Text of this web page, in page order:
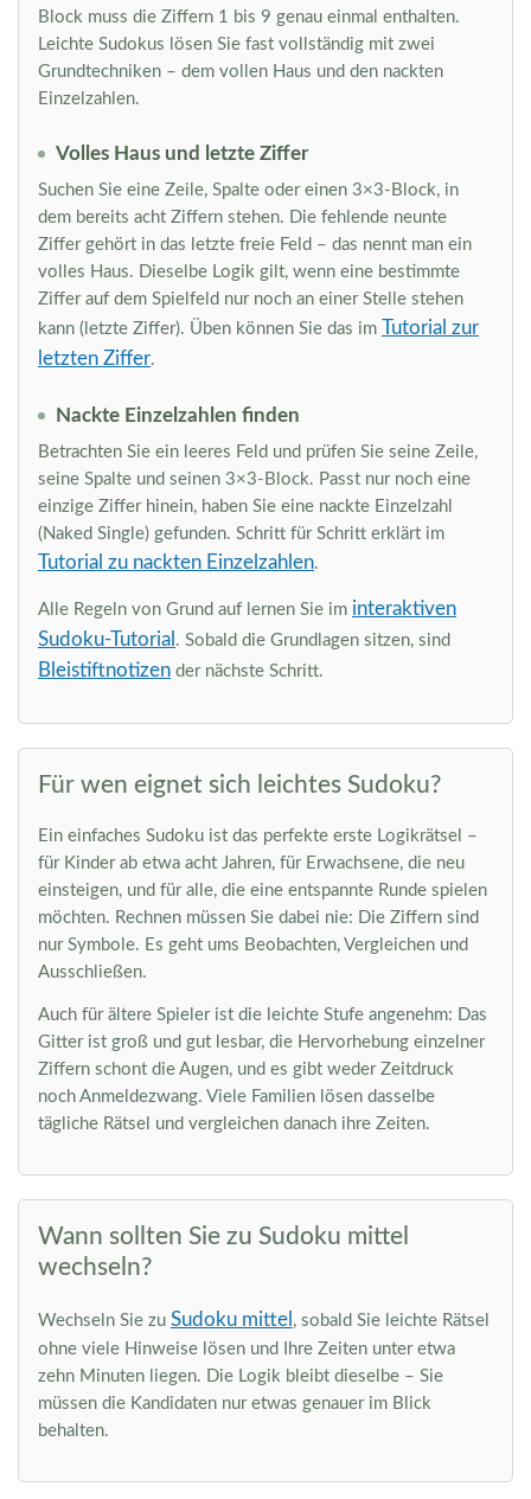
Block muss die Ziffern 1 bis 9 genau einmal enthalten.
Leichte Sudokus lösen Sie fast vollständig mit zwei
Grundtechniken – dem vollen Haus und den nackten
Einzelzahlen.
Volles Haus und letzte Ziffer
Suchen Sie eine Zeile, Spalte oder einen 3×3-Block, in
dem bereits acht Ziffern stehen. Die fehlende neunte
Ziffer gehört in das letzte freie Feld – das nennt man ein
volles Haus. Dieselbe Logik gilt, wenn eine bestimmte
Ziffer auf dem Spielfeld nur noch an einer Stelle stehen
kann (letzte Ziffer). Üben können Sie das im Tutorial zur
letzten Ziffer.
Nackte Einzelzahlen finden
Betrachten Sie ein leeres Feld und prüfen Sie seine Zeile,
seine Spalte und seinen 3×3-Block. Passt nur noch eine
einzige Ziffer hinein, haben Sie eine nackte Einzelzahl
(Naked Single) gefunden. Schritt für Schritt erklärt im
Tutorial zu nackten Einzelzahlen.
Alle Regeln von Grund auf lernen Sie im interaktiven
Sudoku-Tutorial . Sobald die Grundlagen sitzen, sind
Bleistiftnotizen der nächste Schritt.
Für wen eignet sich leichtes Sudoku?
Ein einfaches Sudoku ist das perfekte erste Logikrätsel –
für Kinder ab etwa acht Jahren, für Erwachsene, die neu
einsteigen, und für alle, die eine entspannte Runde spielen
möchten. Rechnen müssen Sie dabei nie: Die Ziffern sind
nur Symbole. Es geht ums Beobachten, Vergleichen und
Ausschließen.
Auch für ältere Spieler ist die leichte Stufe angenehm: Das
Gitter ist groß und gut lesbar, die Hervorhebung einzelner
Ziffern schont die Augen, und es gibt weder Zeitdruck
noch Anmeldezwang. Viele Familien lösen dasselbe
tägliche Rätsel und vergleichen danach ihre Zeiten.
Wann sollten Sie zu Sudoku mittel
wechseln?
Wechseln Sie zu Sudoku mittel , sobald Sie leichte Rätsel
ohne viele Hinweise lösen und Ihre Zeiten unter etwa
zehn Minuten liegen. Die Logik bleibt dieselbe – Sie
müssen die Kandidaten nur etwas genauer im Blick
behalten.